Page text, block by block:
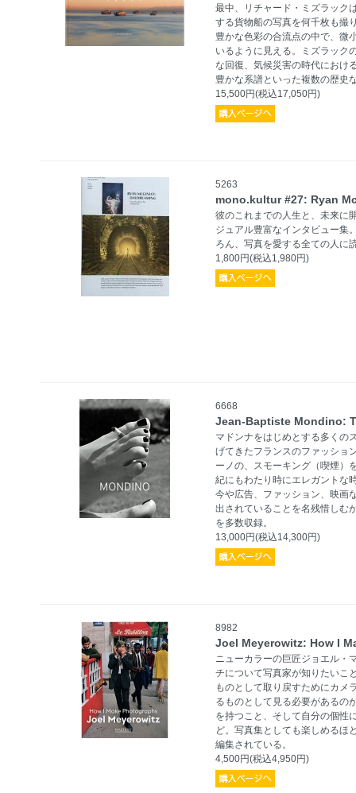
最中、リチャード・ミズラック
する貨物船の写真を何千枚も撮
豊かな色彩の合流点の中で、微
いるように見える。ミズラック
な回復、気候災害の時代におけ
豊かな系譜といった複数の歴史
15,500円(税込17,050円)
5263
mono.kultur #27: Ryan
彼のこれまでの人生と、未来に
ジュアル豊富なインタビュー集
ろん、写真を愛する全ての人に
1,800円(税込1,980円)
6668
Jean-Baptiste Mondino:
マドンナをはじめとする多くの
げてきたフランスのファッショ
ーノの、スモーキング（喫煙）
紀にもわたり時にエレガントな
今や広告、ファッション、映画
出されていることを名残惜しむ
を多数収録。
13,000円(税込14,300円)
8982
Joel Meyerowitz: How I
ニューカラーの巨匠ジョエル・
チについて写真家が知りたいこ
ものとして取り戻すためにカメ
るものとして見る必要があるの
を持つこと、そして自分の個性
ど。写真集としても楽しめるほ
編集されている。
4,500円(税込4,950円)